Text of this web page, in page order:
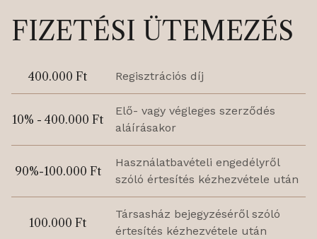
FIZETÉSI ÜTEMEZÉS
400.000 Ft Regisztrációs díj
10% - 400.000 Ft
Elő- vagy végleges szerződés
aláírásakor
90%-100.000 Ft
Használatbavételi engedélyről
szóló értesítés kézhezvétele után
100.000 Ft
Társasház bejegyzéséről szóló
értesítés kézhezvétele után